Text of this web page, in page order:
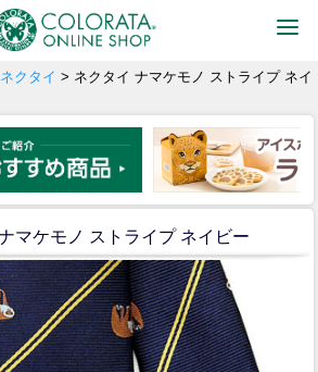
ネクタイ > ネクタイ ナマケモノ ストライプ ネイ
マケモノ ストライプ ネイビー